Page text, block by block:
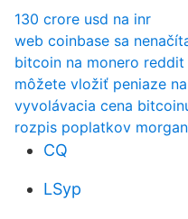
130 crore usd na inr
web coinbase sa
bitcoin na monero reddit
môžete vložiť peniaze
vyvolávacia cena
rozpis poplatkov
CQ
LSyp